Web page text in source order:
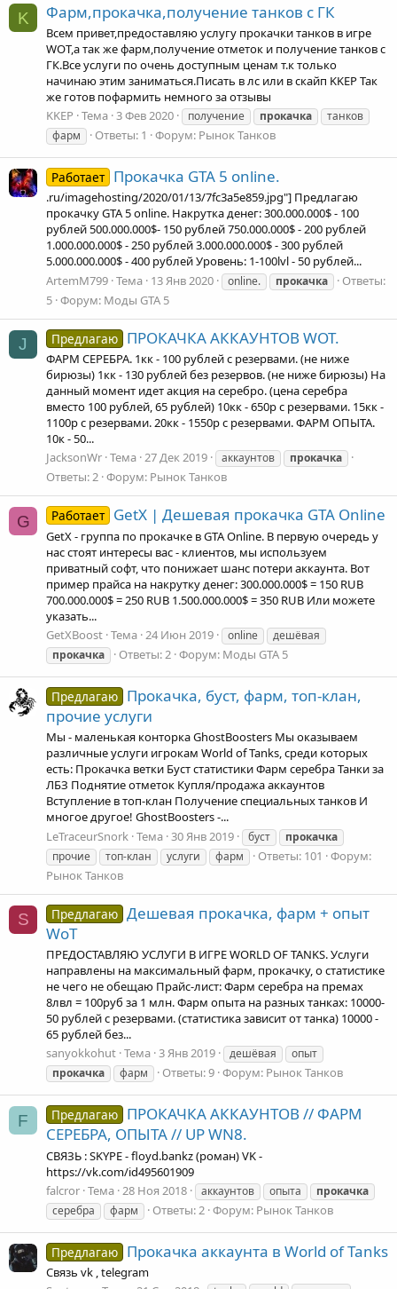
K Фарм,прокачка,получение танков с ГК
Всем привет,предоставляю услугу прокачки танков в игре
WOT,а так же фарм,получение отметок и получение танков с
ГК.Все услуги по очень доступным ценам т.к только
начинаю этим заниматься.Писать в лс или в скайп KKEP Так
же готов пофармить немного за отзывы
KKEP Тема 3 Фев 2020 получение прокачка
танков
фарм
Ответы: 1 Форум: Рынок Танков
Работает Прокачка GTA 5 online.
.ru/imagehosting/2020/01/13/7fc3a5e859.jpg"] Предлагаю
прокачку GTA 5 online. Накрутка денег: 300.000.000$ - 100
рублей 500.000.000$- 150 рублей 750.000.000$ - 200 рублей
1.000.000.000$ - 250 рублей 3.000.000.000$ - 300 рублей
5.000.000.000$ - 400 рублей Уровень: 1-100lvl - 50 рублей...
ArtemM799 Тема 13 Янв 2020 online. прокачка
Ответы:
5 Форум: Моды GTA 5
J Предлагаю ПРОКАЧКА АККАУНТОВ WOT.
ФАРМ СЕРЕБРА. 1кк - 100 рублей с резервами. (не ниже
бирюзы) 1кк - 130 рублей без резервов. (не ниже бирюзы) На
данный момент идет акция на серебро. (цена серебра
вместо 100 рублей, 65 рублей) 10кк - 650р с резервами. 15кк -
1100р с резервами. 20кк - 1550р c резервами. ФАРМ ОПЫТА.
10к - 50...
JacksonWr Тема 27 Дек 2019 аккаунтов прокачка
Ответы: 2 Форум: Рынок Танков
G Работает GetX | Дешевая прокачка GTA Online
GetX - группа по прокачке в GTA Online. В первую очередь у
нас стоят интересы вас - клиентов, мы используем
приватный софт, что понижает шанс потери аккаунта. Вот
пример прайса на накрутку денег: 300.000.000$ = 150 RUB
700.000.000$ = 250 RUB 1.500.000.000$ = 350 RUB Или можете
указать...
GetXBoost Тема 24 Июн 2019 online
дешёвая
прокачка
Ответы: 2 Форум: Моды GTA 5
Предлагаю Прокачка, буст, фарм, топ-клан,
прочие услуги
Мы - маленькая конторка GhostBoosters Мы оказываем
различные услуги игрокам World of Tanks, среди которых
есть: Прокачка ветки Буст статистики Фарм серебра Танки за
ЛБЗ Поднятие отметок Купля/продажа аккаунтов
Вступление в топ-клан Получение специальных танков И
многое другое! GhostBoosters -...
LeTraceurSnork Тема 30 Янв 2019 буст
прокачка
прочие
топ-клан услуги фарм Ответы: 101
Форум:
Рынок Танков
S Предлагаю Дешевая прокачка, фарм + опыт
WoT
ПРЕДОСТАВЛЯЮ УСЛУГИ В ИГРЕ WORLD OF TANKS. Услуги
направлены на максимальный фарм, прокачку, о статистике
не чего не обещаю Прайс-лист: Фарм серебра на премах
8лвл = 100руб за 1 млн. Фарм опыта на разных танках: 10000-
50 рублей с резервами. (статистика зависит от танка) 10000 -
65 рублей без...
sanyokkohut Тема 3 Янв 2019 дешёвая
опыт
прокачка
фарм Ответы: 9 Форум: Рынок Танков
F Предлагаю ПРОКАЧКА АККАУНТОВ // ФАРМ
СЕРЕБРА, ОПЫТА // UP WN8.
СВЯЗЬ : SKYPE - floyd.bankz (роман) VK -
https://vk.com/id495601909
falcror Тема 28 Ноя 2018 аккаунтов опыта
прокачка
серебра
фарм Ответы: 2 Форум: Рынок Танков
Предлагаю Прокачка аккаунта в World of Tanks
Связь vk , telegram